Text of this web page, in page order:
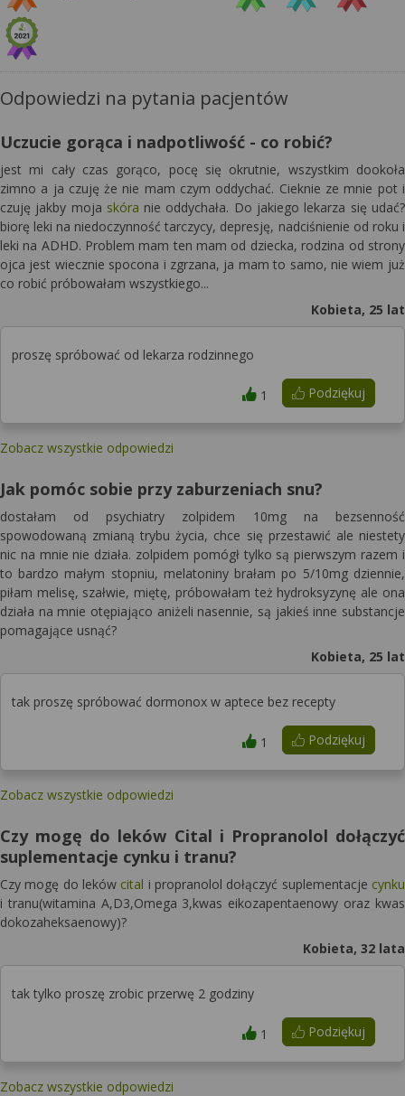
Odpowiedzi na pytania pacjentów
Uczucie gorąca i nadpotliwość - co robić?
jest mi cały czas gorąco, pocę się okrutnie, wszystkim dookoła
zimno a ja czuję że nie mam czym oddychać. Cieknie ze mnie pot i
czuję jakby moja skóra nie oddychała. Do jakiego lekarza się udać?
biorę leki na niedoczynność tarczycy, depresję, nadciśnienie od roku i
leki na ADHD. Problem mam ten mam od dziecka, rodzina od strony
ojca jest wiecznie spocona i zgrzana, ja mam to samo, nie wiem już
co robić próbowałam wszystkiego...
Kobieta, 25 lat
proszę spróbować od lekarza rodzinnego
Podziękuj
1
Zobacz wszystkie odpowiedzi
Jak pomóc sobie przy zaburzeniach snu?
dostałam od psychiatry zolpidem 10mg na bezsenność
spowodowaną zmianą trybu życia, chce się przestawić ale niestety
nic na mnie nie działa. zolpidem pomógł tylko są pierwszym razem i
to bardzo małym stopniu, melatoniny brałam po 5/10mg dziennie,
piłam melisę, szałwie, miętę, próbowałam też hydroksyzynę ale ona
działa na mnie otępiająco aniżeli nasennie, są jakieś inne substancje
pomagające usnąć?
Kobieta, 25 lat
tak proszę spróbować dormonox w aptece bez recepty
Podziękuj
1
Zobacz wszystkie odpowiedzi
Czy mogę do leków Cital i Propranolol dołączyć
suplementacje cynku i tranu?
Czy mogę do leków cital i propranolol dołączyć suplementacje cynku
i tranu(witamina A,D3,Omega 3,kwas eikozapentaenowy oraz kwas
dokozaheksaenowy)?
Kobieta, 32 lata
tak tylko proszę zrobic przerwę 2 godziny
Podziękuj
1
Zobacz wszystkie odpowiedzi